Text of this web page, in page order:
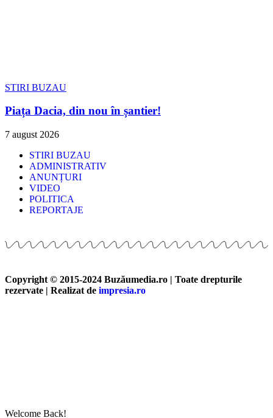
STIRI BUZAU
Piața Dacia, din nou în șantier!
7 august 2026
STIRI BUZAU
ADMINISTRATIV
ANUNȚURI
VIDEO
POLITICA
REPORTAJE
Copyright © 2015-2024 Buzăumedia.ro | Toate drepturile
rezervate | Realizat de impresia.ro
Welcome Back!